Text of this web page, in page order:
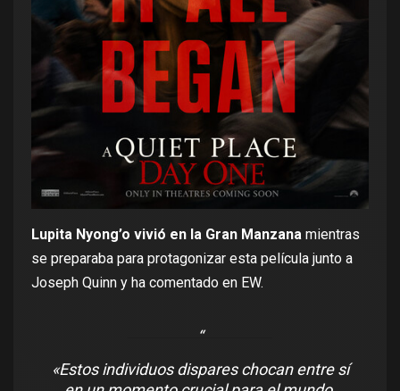
Lupita Nyong’o vivió en la Gran Manzana mientras
se preparaba para protagonizar esta película junto a
Joseph Quinn y ha comentado en EW.
«Estos individuos dispares chocan entre sí